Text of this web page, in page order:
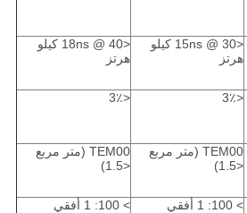
<15ns @ 30 كيلو
هرتز
<18ns @ 40 كيلو
هرتز
<3٪ <3٪
TEM00 (متر مربع
<1.5)
TEM00 (متر مربع
<1.5)
> 100: 1 أفقي > 100: 1 أفقي